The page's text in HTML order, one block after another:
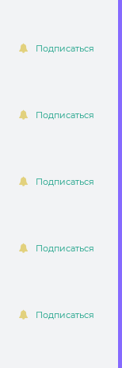
Подписаться
Подписаться
Подписаться
Подписаться
Подписаться